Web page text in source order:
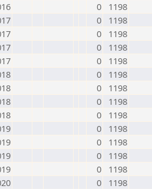
0
1198
0
1198
0
1198
0
1198
0
1198
0
1198
0
1198
0
1198
0
1198
0
1198
0
1198
0
1198
0
1198
0
1198